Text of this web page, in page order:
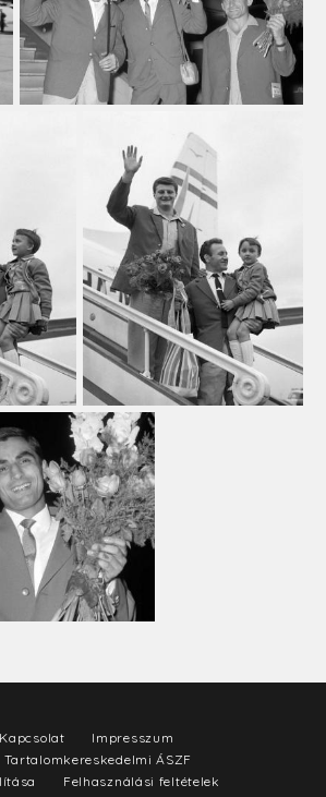
Kapcsolat
Impresszum
Tartalomkereskedelmi ÁSZF
Felhasználási feltételek